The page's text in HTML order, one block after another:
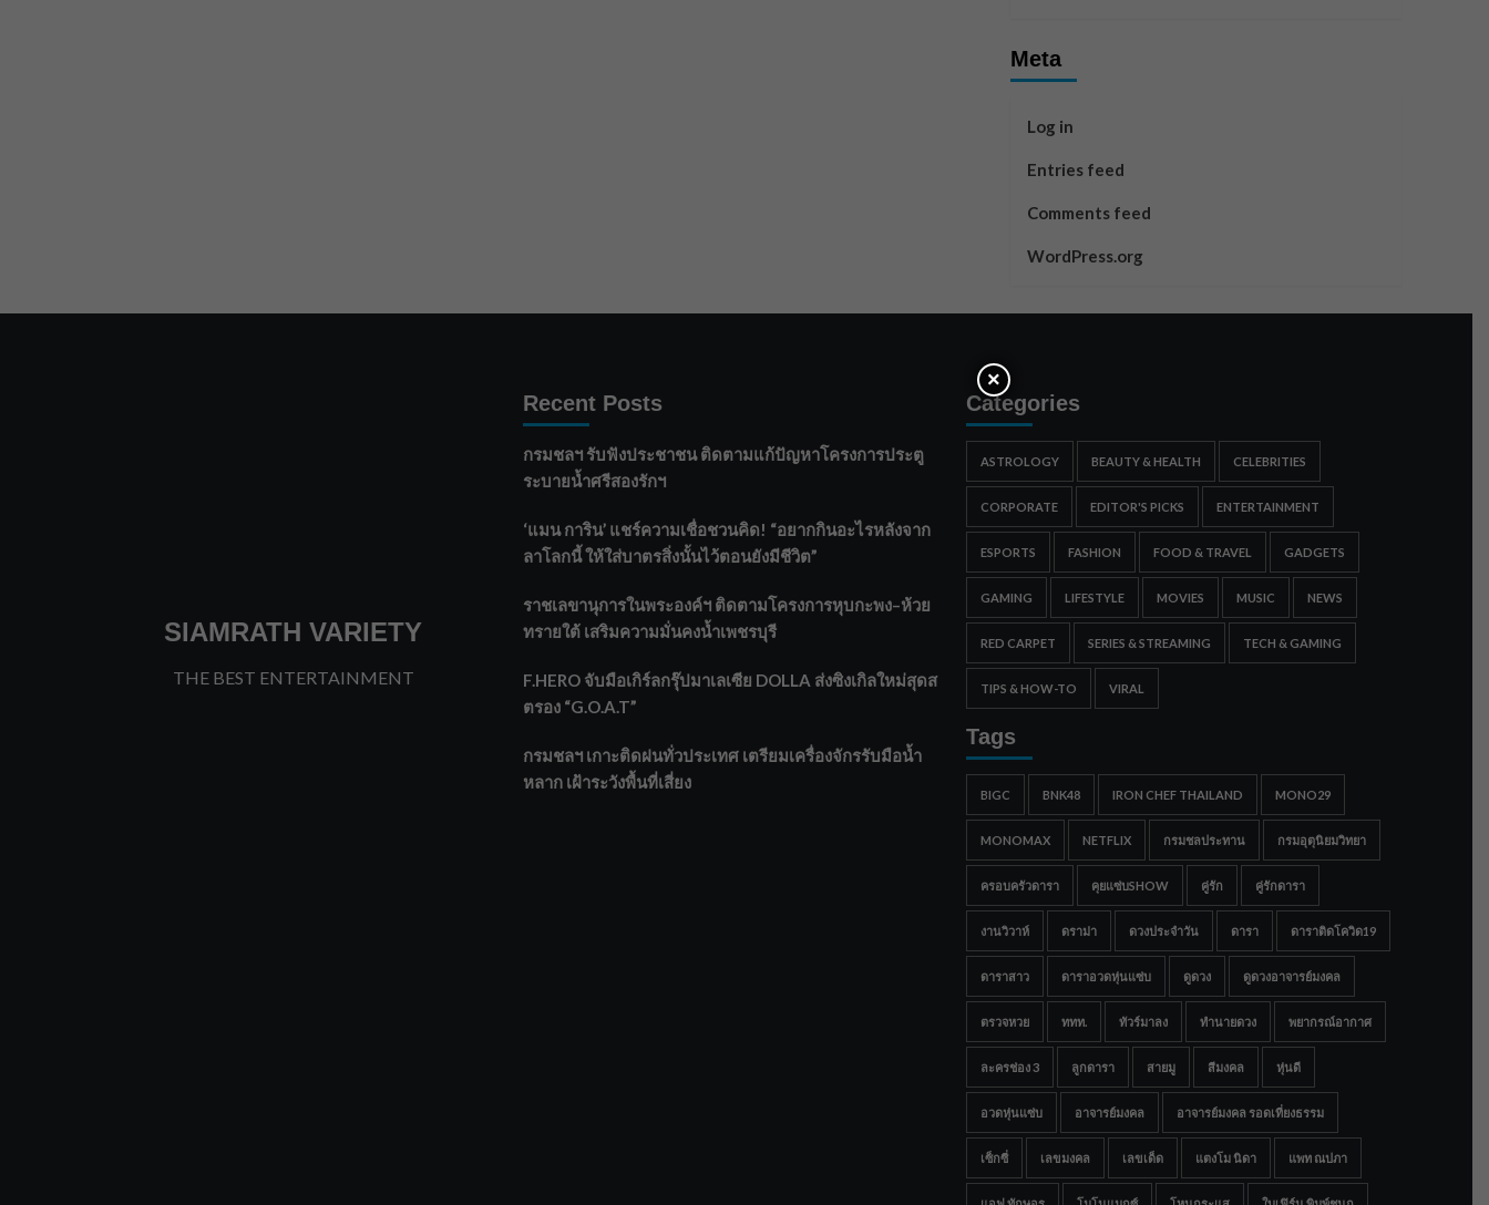
Meta
Log in
Entries feed
Comments feed
WordPress.org
SIAMRATH VARIETY
THE BEST ENTERTAINMENT
Recent Posts
กรมชลฯ รับฟังประชาชน ติดตามแก้ปัญหาโครงการประตู
ระบายน้ำศรีสองรักฯ
‘แมน การิน’ แชร์ความเชื่อชวนคิด! “อยากกินอะไรหลังจาก
ลาโลกนี้ ให้ใส่บาตรสิ่งนั้นไว้ตอนยังมีชีวิต”
ราชเลขานุการในพระองค์ฯ ติดตามโครงการหุบกะพง–ห้วย
ทรายใต้ เสริมความมั่นคงน้ำเพชรบุรี
F.HERO จับมือเกิร์ลกรุ๊ปมาเลเซีย DOLLA ส่งซิงเกิลใหม่สุดส
ตรอง “G.O.A.T”
กรมชลฯ เกาะติดฝนทั่วประเทศ เตรียมเครื่องจักรรับมือน้ำ
หลาก เฝ้าระวังพื้นที่เสี่ยง
Categories
ASTROLOGY BEAUTY & HEALTH CELEBRITIES
CORPORATE EDITOR'S PICKS ENTERTAINMENT
ESPORTS FASHION FOOD & TRAVEL GADGETS
GAMING LIFESTYLE MOVIES MUSIC NEWS
RED CARPET SERIES & STREAMING TECH & GAMING
TIPS & HOW-TO VIRAL
Tags
BIGC BNK48 IRON CHEF THAILAND MONO29
MONOMAX NETFLIX กรมชลประทาน กรมอุตุนิยมวิทยา
ครอบครัวดารา คุยแซ่บSHOW คู่รัก คู่รักดารา
งานวิวาห์ ดราม่า ดวงประจำวัน ดารา ดาราติดโควิด19
ดาราสาว ดาราอวดหุ่นแซ่บ ดูดวง ดูดวงอาจารย์มงคล
ตรวจหวย ททท. ทัวร์มาลง ทำนายดวง พยากรณ์อากาศ
ละครช่อง 3 ลูกดารา สายมู สีมงคล หุ่นดี
อวดหุ่นแซ่บ อาจารย์มงคล อาจารย์มงคล รอดเที่ยงธรรม
เซ็กซี่ เลขมงคล เลขเด็ด แตงโม นิดา แพท ณปภา
×